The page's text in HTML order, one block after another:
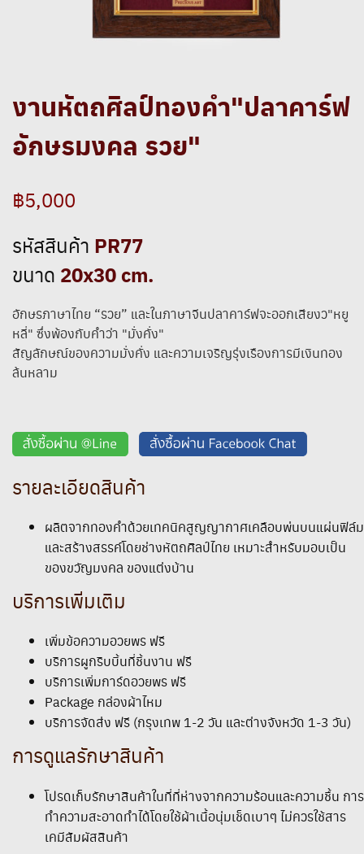
งานหัตถศิลป์ทองคำ"ปลาคาร์ฟ
อักษรมงคล รวย"
฿5,000
รหัสสินค้า PR77
ขนาด 20x30 cm.
อักษรภาษาไทย “รวย” และในภาษาจีนปลาคาร์ฟจะออกเสียงว"หยู
หลี่" ซึ่งพ้องกับคำว่า "มั่งคั่ง"
สัญลักษณ์ของความมั่งคั่ง และความเจริญรุ่งเรืองการมีเงินทอง
ล้นหลาม
รายละเอียดสินค้า
ผลิตจากทองคำด้วยเทคนิคสูญญากาศเคลือบพ่นบนแผ่นฟิล์ม
และสร้างสรรค์โดยช่างหัตถศิลป์ไทย เหมาะสำหรับมอบเป็น
ของขวัญมงคล ของแต่งบ้าน
บริการเพิ่มเติม
เพิ่มข้อความอวยพร ฟรี
บริการผูกริบบิ้นที่ชิ้นงาน ฟรี
บริการเพิ่มการ์ดอวยพร ฟรี
Package กล่องผ้าไหม
บริการจัดส่ง ฟรี (กรุงเทพ 1-2 วัน และต่างจังหวัด 1-3 วัน)
การดูแลรักษาสินค้า
โปรดเก็บรักษาสินค้าในที่ที่ห่างจากความร้อนและความชื้น การ
ทำความสะอาดทำได้โดยใช้ผ้าเนื้อนุ่มเช็ดเบาๆ ไม่ควรใช้สาร
เคมีสัมผัสสินค้า